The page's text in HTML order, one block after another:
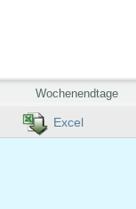
Excel
Wochenendtage